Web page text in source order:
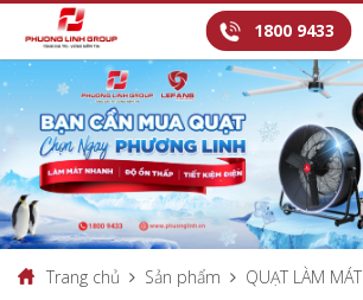
1800 9433
Trang chủ Sản phẩm QUẠT LÀM MÁT